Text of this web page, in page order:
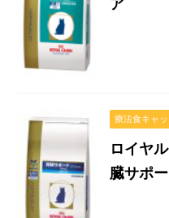
ア
療法食キャッ
ロイヤ
臓サポ